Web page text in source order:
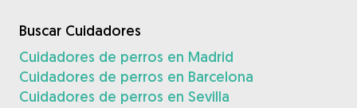
Buscar Cuidadores
Cuidadores de perros en Madrid
Cuidadores de perros en Barcelona
Cuidadores de perros en Sevilla